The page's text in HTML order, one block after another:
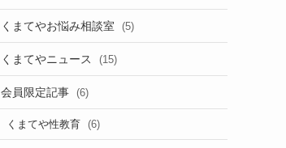
くまてやお悩み相談室 (5)
くまてやニュース (15)
会員限定記事 (6)
くまてや性教育 (6)